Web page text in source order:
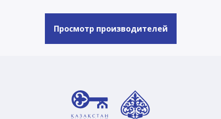
Просмотр производителей